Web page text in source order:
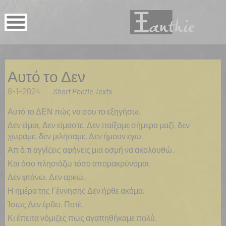
Αυτό το Δεν
8-1-2024 Short Poetic Texts
Αυτό το ΔΕΝ πώς να σου το εξηγήσω.
Δεν είμαι, Δεν είμαστε. Δεν παίξαμε σήμερα μαζί, δεν
χωράμε, δεν μιλήσαμε. Δεν ήμουν εγώ.
Απ ό,τι αγγίζεις αφήνεις μια οσμή να ακολουθώ.
Και όσο πλησιάζω τόσο απομακρύνομαι.
Δεν φτάνω. Δεν αρκώ.
Η ημέρα της Γέννησης Δεν ήρθε ακόμα.
Ίσως Δεν έρθει. Ποτέ.
Κι έπειτα νόμιζες πως αγαπηθήκαμε πολύ.